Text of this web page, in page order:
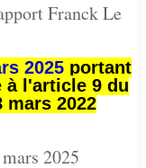
Franck Le
2025portant
à l'article 9 du
mars 2022
2025